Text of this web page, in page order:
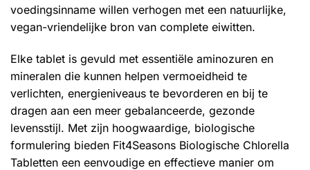
voedingsinname willen verhogen met een natuurlijke,
vegan-vriendelijke bron van complete eiwitten.
Elke tablet is gevuld met essentiële aminozuren en
mineralen die kunnen helpen vermoeidheid te
verlichten, energieniveaus te bevorderen en bij te
dragen aan een meer gebalanceerde, gezonde
levensstijl. Met zijn hoogwaardige, biologische
formulering bieden Fit4Seasons Biologische Chlorella
Tabletten een eenvoudige en effectieve manier om